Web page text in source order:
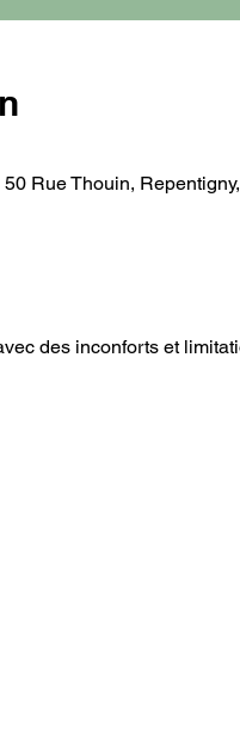
Rue Thouin,
des inconforts et